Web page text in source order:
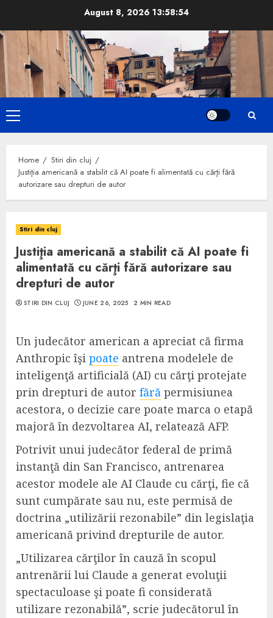
content
August 8, 2026 13:58:55
Primary
Menu
Home
Stiri din cluj
Justiţia americană a stabilit că AI poate fi alimentată cu cărţi fără
autorizare sau drepturi de autor
Stiri din cluj
Justiţia americană a stabilit că AI poate fi
alimentată cu cărţi fără autorizare sau
drepturi de autor
STIRI DIN CLUJ JUNE 26, 2025 2 MIN READ
Un judecător american a apreciat că firma
Anthropic îşi poate antrena modelele de
inteligenţă artificială (AI) cu cărţi protejate
prin drepturi de autor fără permisiunea
acestora, o decizie care poate marca o etapă
majoră în dezvoltarea AI, relatează AFP.
Potrivit unui judecător federal de primă
instanţă din San Francisco, antrenarea
acestor modele ale AI Claude cu cărţi, fie că
sunt cumpărate sau nu, este permisă de
doctrina „utilizării rezonabile” din legislaţia
americană privind drepturile de autor.
„Utilizarea cărţilor în cauză în scopul
antrenării lui Claude a generat evoluţii
spectaculoase şi poate fi considerată
utilizare rezonabilă”, scrie judecătorul în